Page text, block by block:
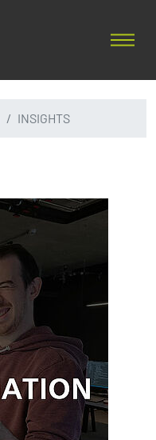
INSIGHTS